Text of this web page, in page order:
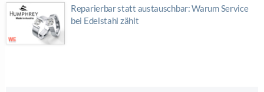
Reparierbar statt austauschbar: Warum Service
bei Edelstahl zählt